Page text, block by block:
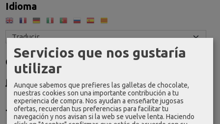
Idioma
Costes de Envío
Consultar Destinos
Tu Carrito (0)
Servicios que nos gustaría
utilizar
Aunque sabemos que prefieres las galletas de chocolate,
nuestras cookies son una importante contribución a tu
experiencia de compra. Nos ayudan a enseñarte jugosas
ofertas, recuerdan tus preferencias para facilitar tu
navegación y nos avisan si la web se vuelve lenta. Haciendo